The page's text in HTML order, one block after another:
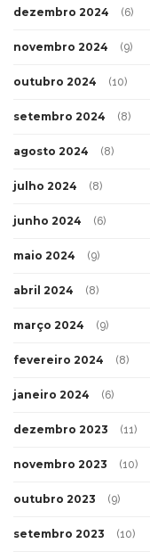
dezembro 2024 (6)
novembro 2024 (9)
outubro 2024 (10)
setembro 2024 (8)
agosto 2024 (8)
julho 2024 (8)
junho 2024 (6)
maio 2024 (9)
abril 2024 (8)
março 2024 (9)
fevereiro 2024 (8)
janeiro 2024 (6)
dezembro 2023 (11)
novembro 2023 (10)
outubro 2023 (9)
setembro 2023 (10)